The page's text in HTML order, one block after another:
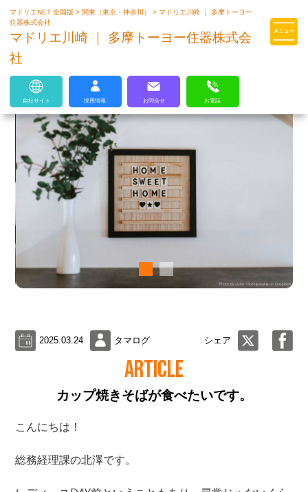
マドリエはLIXILの厳しい基準を
マドリエNET 全国版> 関東（東京・神奈川）>マドリエ川崎 ｜ 多摩トーヨー
住器株式会社
マドリエ川崎 ｜ 多摩トーヨー住器株式会
社
自社サイト 採用情報 お問合せ お電話
2025.03.24 タマログ シェア
ARTICLE
カップ焼きそばが食べたいです。